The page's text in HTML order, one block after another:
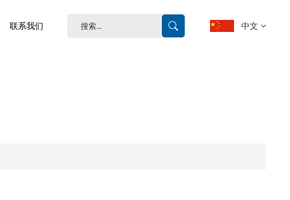
联系我们 中文